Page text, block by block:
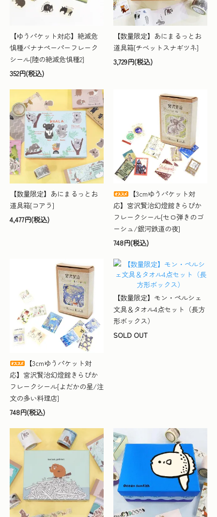
【ゆうパケット対応】絶滅危
惧種バナナペーパーフレーク
シール[陸の絶滅危惧種2]
352円(税込)
【数量限定】あにまるっとお
道具箱[チベットスナギツネ]
3,729円(税込)
【数量限定】あにまるっとお
道具箱[コアラ]
4,477円(税込)
【3cmゆうパケット対
応】宮沢賢治幻燈館きらぴか
フレークシール[セロ弾きのゴ
ーシュ/銀河鉄道の夜]
748円(税込)
【3cmゆうパケット対
応】宮沢賢治幻燈館きらぴか
フレークシール[よだかの星/注
文の多い料理店]
748円(税込)
【数量限定】モン・ペルシェ
文具＆タオル4点セット（長方
形ボックス）
SOLD OUT